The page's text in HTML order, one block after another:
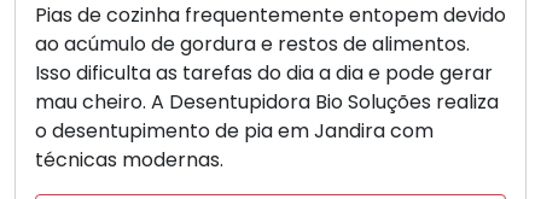
Pias de cozinha frequentemente entopem devido
ao acúmulo de gordura e restos de alimentos.
Isso dificulta as tarefas do dia a dia e pode gerar
mau cheiro. A Desentupidora Bio Soluções realiza
o desentupimento de pia em Jandira com
técnicas modernas.